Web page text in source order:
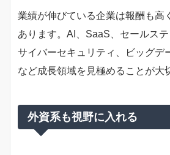
業績が伸びている企業は報酬も高
あります。AI、SaaS、セールステ
サイバーセキュリティ、ビッグデ
など成長領域を見極めることが大
外資系も視野に入れる